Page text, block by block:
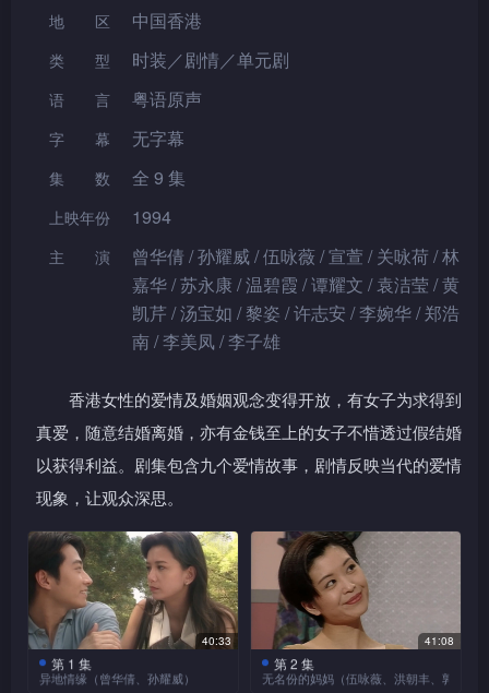
地区 中国香港
类型 时装／剧情／单元剧
语言 粤语原声
字幕 无字幕
集数 全 9 集
上映年份 1994
主演
曾华倩 / 孙耀威 / 伍咏薇 / 宣萱 / 关咏荷 / 林
嘉华 / 苏永康 / 温碧霞 / 谭耀文 / 袁洁莹 / 黄
凯芹 / 汤宝如 / 黎姿 / 许志安 / 李婉华 / 郑浩
南 / 李美凤 / 李子雄
香港女性的爱情及婚姻观念变得开放，有女子为求得到
真爱，随意结婚离婚，亦有金钱至上的女子不惜透过假结婚
以获得利益。剧集包含九个爱情故事，剧情反映当代的爱情
现象，让观众深思。
40:33
第 1 集
异地情缘（曾华倩、孙耀威）
41:08
第 2 集
无名份的妈妈（伍咏薇、洪朝丰、郭少云）